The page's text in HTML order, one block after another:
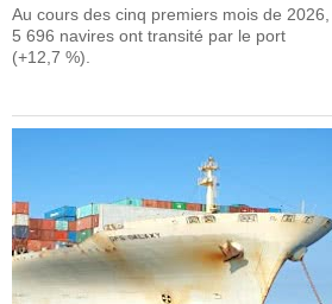
Au cours des cinq premiers mois de 2026,
5 696 navires ont transité par le port
(+12,7 %).